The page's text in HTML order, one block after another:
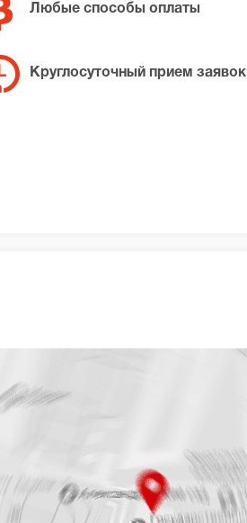
Любые способы оплаты
Круглосуточный прием заявок